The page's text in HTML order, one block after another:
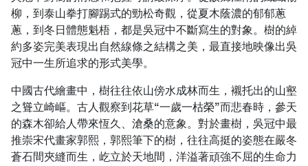
柳，到泰山拳打腳踢式的勁松奇觀，從夏木蔭濃的郁郁蔥
蔥，到冬日體態魁梧，都是吳冠中不斷寫生的對象。樹的綽
約多姿完美表現出自然線條之結構之美，最直接地映像出吳
冠中一生所追求的形式美學。
中國古代繪畫中，樹往往依山傍水成林而生，襯托出的山壑
之聳立崎嶇。古人觀察到花草“一歲一枯榮”而悲春時，參天
的森木卻給人帶來恆久、滄桑的意象。對於畫樹，吳冠中最
推崇宋代畫家郭熙，郭熙筆下的樹，往往高挺的姿態在嚴冬
蒼石間夾縫而生，屹立於天地間，洋溢著頑強不屈的生命力